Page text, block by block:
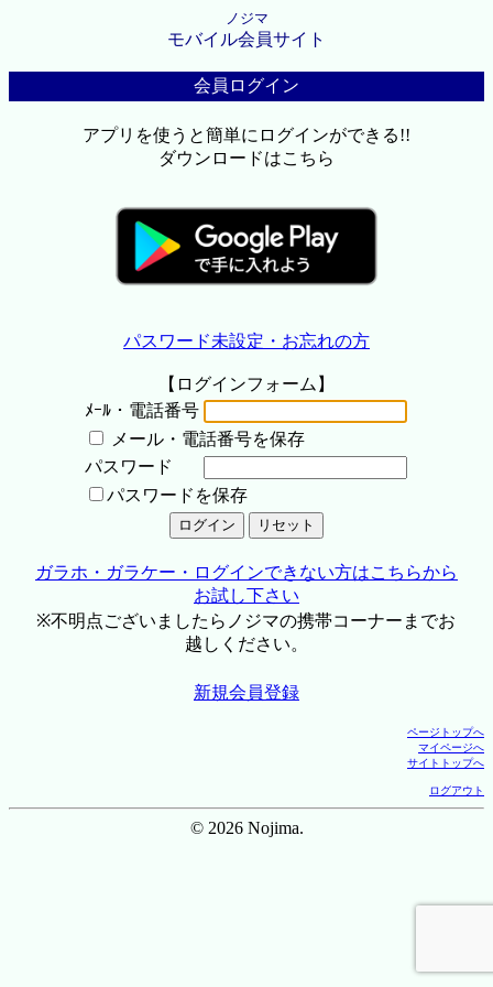
ノジマ
モバイル会員サイト
会員ログイン
アプリを使うと簡単にログインができる!!
ダウンロードはこちら
パスワード未設定・お忘れの方
【ログインフォーム】
ﾒｰﾙ・電話番号
メール・電話番号を保存
パスワード
パスワードを保存
ガラホ・ガラケー・ログインできない方はこちらから
お試し下さい
※不明点ございましたらノジマの携帯コーナーまでお
越しください。
新規会員登録
ページトップへ
マイページへ
サイトトップへ
ログアウト
© 2026 Nojima.